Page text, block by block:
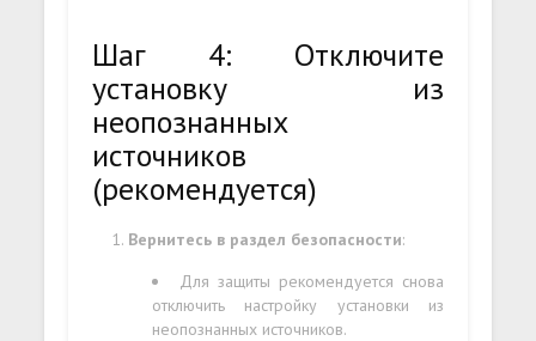
Шаг 4: Отключите
установку из
неопознанных
источников
(рекомендуется)
Вернитесь в раздел безопасности:
Для защиты рекомендуется снова
отключить настройку установки из
неопознанных источников.